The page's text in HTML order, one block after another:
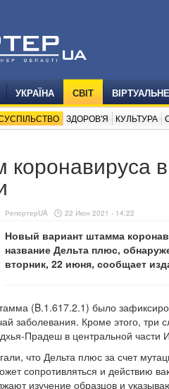
УКРАЇНА СВІТ
ЗДОРОВ'Я КУЛЬТУРА
РепортерUA 22 Июн 2021 - 14:22
Новый вариант штамма
название Дельта плюс,
вторник, 22 июня, сообщает
(B.1.617.2.1) было
заболевания. Кроме этого,
Прадеш в центральной части
что Дельта плюс за счет
сопротивляться и действию
изучение образцов и